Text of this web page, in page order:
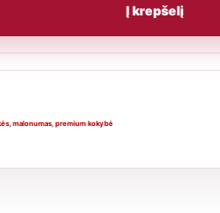
Į krepšelį
, malonumas, premium kokybė